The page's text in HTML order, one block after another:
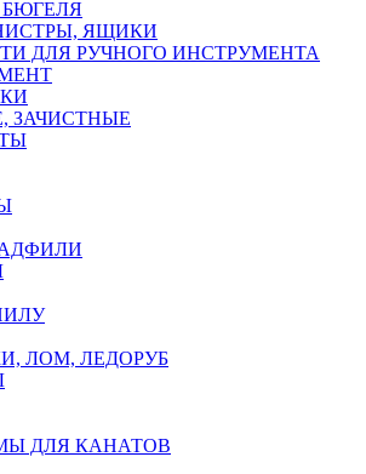
ЯЩИКИ
ДЛЯ РУЧНОГО ИНСТРУМЕНТА
ЗАЧИСТНЫЕ
ЛОМ, ЛЕДОРУБ
ДЛЯ КАНАТОВ